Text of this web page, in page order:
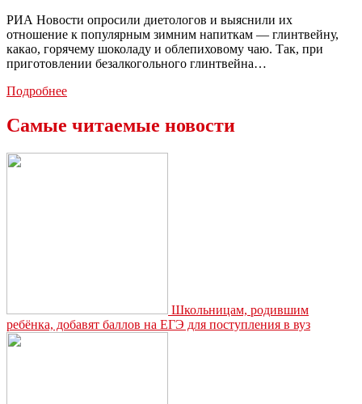
РИА Новости опросили диетологов и выяснили их
отношение к популярным зимним напиткам — глинтвейну,
какао, горячему шоколаду и облепиховому чаю. Так, при
приготовлении безалкогольного глинтвейна…
ПодробнееДиетологи
зимние
Самые читаемые новости
Школьницам, родившим
ребёнка, добавят баллов на ЕГЭ для поступления в вуз